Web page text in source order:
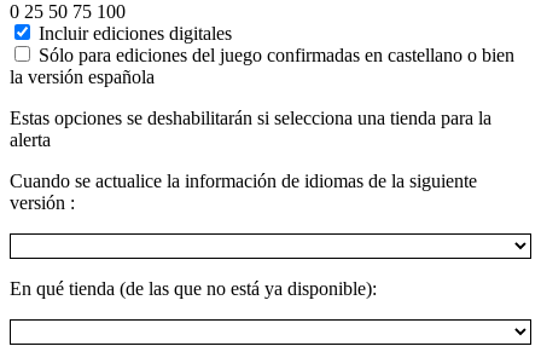
0 25 50 75 100
Incluir ediciones digitales
Sólo para ediciones del juego confirmadas en castellano o bien
la versión española
Estas opciones se deshabilitarán si selecciona una tienda para la
alerta
Cuando se actualice la información de idiomas de la siguiente
versión :
En qué tienda (de las que no está ya disponible):